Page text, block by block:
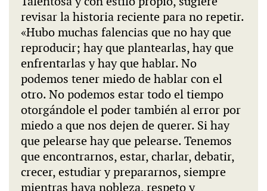
revisar la historia reciente para no repetir.
«Hubo muchas falencias que no hay que
reproducir; hay que plantearlas, hay que
enfrentarlas y hay que hablar. No
podemos tener miedo de hablar con el
otro. No podemos estar todo el tiempo
otorgándole el poder también al error por
miedo a que nos dejen de querer. Si hay
que pelearse hay que pelearse. Tenemos
que encontrarnos, estar, charlar, debatir,
crecer, estudiar y prepararnos, siempre
mientras haya nobleza, respeto y